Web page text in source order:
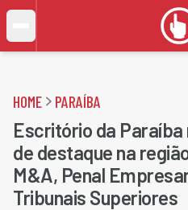
HOME PARAÍBA
Escritório da
de destaque na
M&A, Penal
Tribunais Superiores